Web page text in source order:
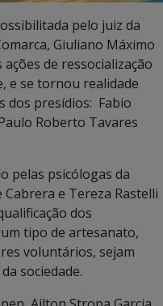
pelo juiz da
Giuliano Máximo
de ressocialização
e se tornou realidade
dos presídios: Fabio
Roberto Tavares
pelas psicólogas da
e Tereza Rastelli
dos
tipo de artesanato,
voluntários, sejam
sociedade.